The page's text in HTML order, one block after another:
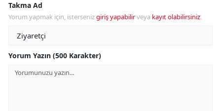
Takma Ad
Yorum yapmak için, istersenizgiriş yapabilirveya kayıt olabilirsiniz.
Yorum Yazın (500 Karakter)